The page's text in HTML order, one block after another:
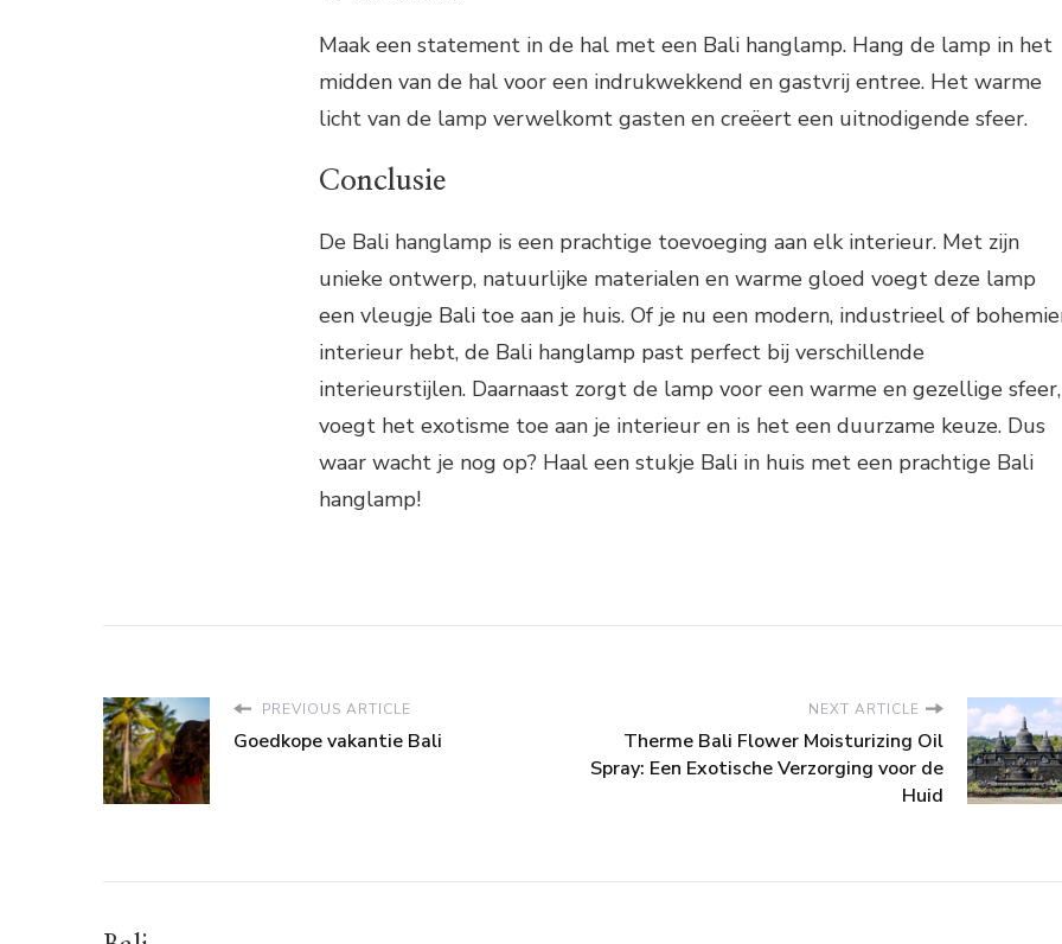
Maak een statement in de hal met een Bali hanglamp. Hang de lamp in het
midden van de hal voor een indrukwekkend en gastvrij entree. Het warme
licht van de lamp verwelkomt gasten en creëert een uitnodigende sfeer.
Conclusie
De Bali hanglamp is een prachtige toevoeging aan elk interieur. Met zijn
unieke ontwerp, natuurlijke materialen en warme gloed voegt deze lamp
een vleugje Bali toe aan je huis. Of je nu een modern, industrieel of
interieur hebt, de Bali hanglamp past perfect bij verschillende
interieurstijlen. Daarnaast zorgt de lamp voor een warme en gezellige sfeer,
voegt het exotisme toe aan je interieur en is het een duurzame keuze. Dus
waar wacht je nog op? Haal een stukje Bali in huis met een prachtige Bali
hanglamp!
PREVIOUS ARTICLE
Goedkope vakantie Bali
NEXT ARTICLE
Therme Bali Flower Moisturizing Oil
Spray: Een Exotische Verzorging voor de
Huid